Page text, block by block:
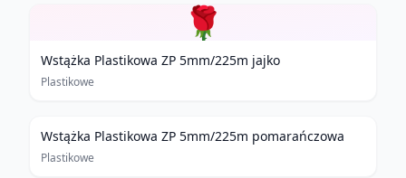
🌹
Wstążka Plastikowa ZP 5mm/225m jajko
Plastikowe
Wstążka Plastikowa ZP 5mm/225m pomarańczowa
Plastikowe